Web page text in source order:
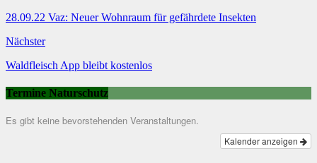
28.09.22 Vaz: Neuer Wohnraum für gefährdete Insekten
Nächster
Waldfleisch App bleibt kostenlos
Termine Naturschutz
Es gibt keine bevorstehenden Veranstaltungen.
Kalender anzeigen